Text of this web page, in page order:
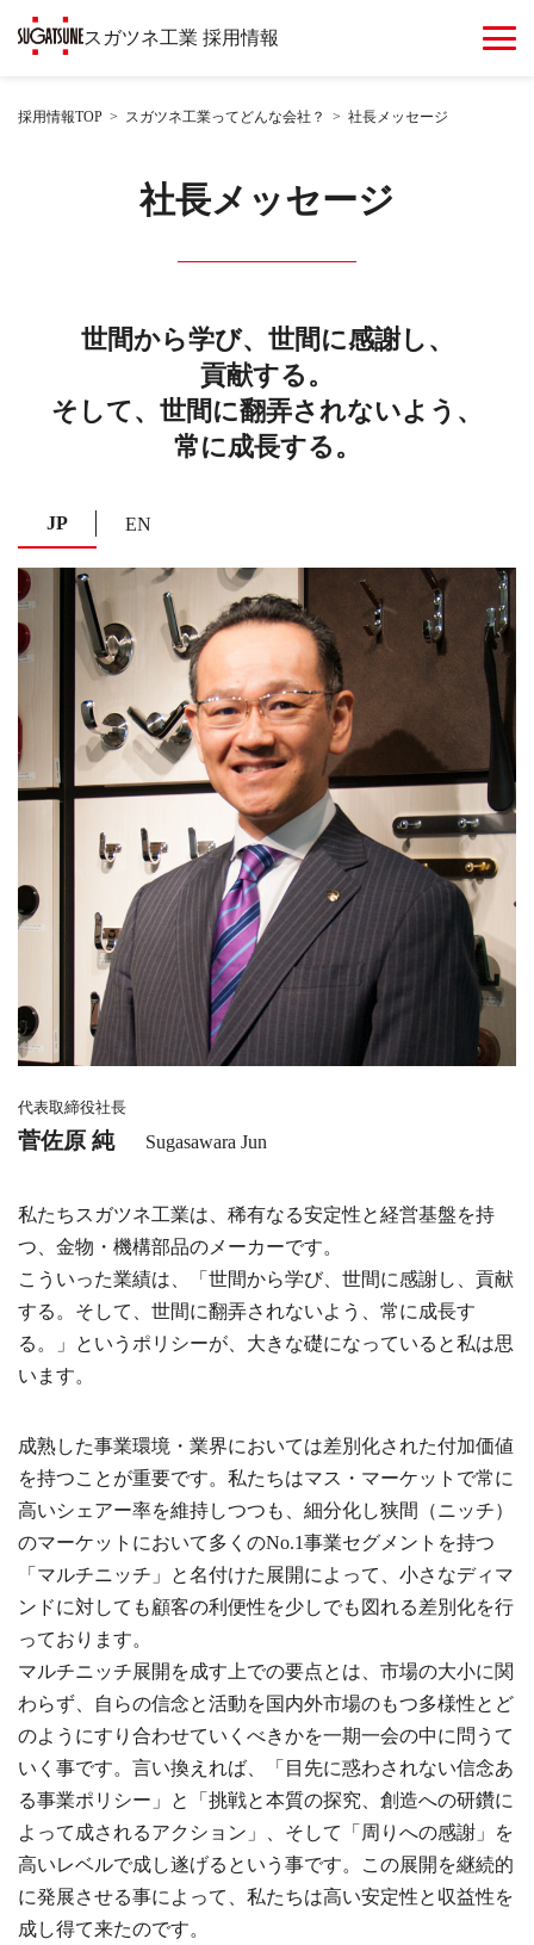
スガツネ工業 採用情報
採用情報TOP スガツネ工業ってどんな会社？ 社長メッセージ
社長メッセージ
世間から学び、世間に感謝し、
貢献する。
そして、世間に翻弄されないよう、
常に成長する。
JP EN
代表取締役社長
菅佐原 純 Sugasawara Jun
私たちスガツネ工業は、稀有なる安定性と経営基盤を持
つ、金物・機構部品のメーカーです。
こういった業績は、「世間から学び、世間に感謝し、貢献
する。そして、世間に翻弄されないよう、常に成長す
る。」というポリシーが、大きな礎になっていると私は思
います。
成熟した事業環境・業界においては差別化された付加価値
を持つことが重要です。私たちはマス・マーケットで常に
高いシェアー率を維持しつつも、細分化し狭間（ニッチ）
のマーケットにおいて多くのNo.1事業セグメントを持つ
「マルチニッチ」と名付けた展開によって、小さなディマ
ンドに対しても顧客の利便性を少しでも図れる差別化を行
っております。
マルチニッチ展開を成す上での要点とは、市場の大小に関
わらず、自らの信念と活動を国内外市場のもつ多様性とど
のようにすり合わせていくべきかを一期一会の中に問うて
いく事です。言い換えれば、「目先に惑わされない信念あ
る事業ポリシー」と「挑戦と本質の探究、創造への研鑽に
よって成されるアクション」、そして「周りへの感謝」を
高いレベルで成し遂げるという事です。この展開を継続的
に発展させる事によって、私たちは高い安定性と収益性を
成し得て来たのです。